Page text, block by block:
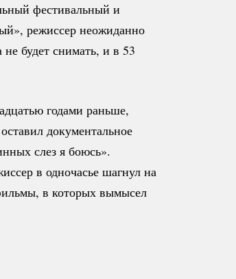
фестивальный и
режиссер неожиданно
будет снимать, и в 53
годами раньше,
документальное
слез я боюсь».
в одночасье шагнул на
в которых вымысел